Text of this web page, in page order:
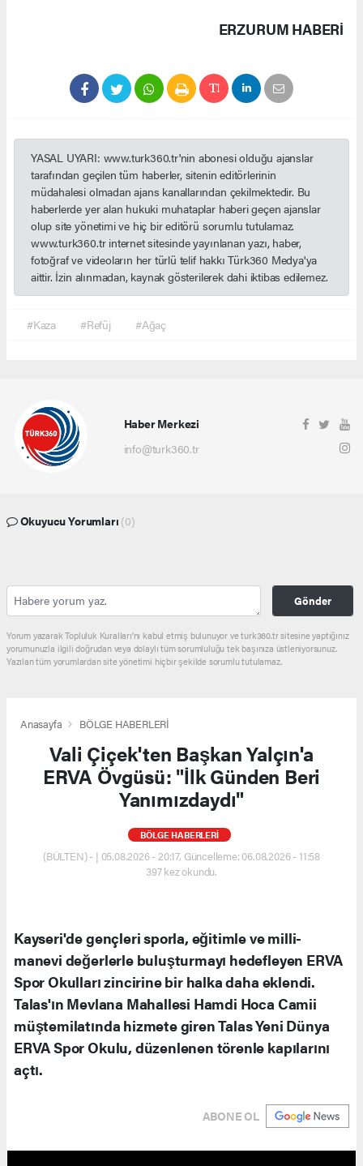
ERZURUM HABERİ
YASAL UYARI: www.turk360.tr'nin abonesi olduğu ajanslar
tarafından geçilen tüm haberler, sitenin editörlerinin
müdahalesi olmadan ajans kanallarından çekilmektedir. Bu
haberlerde yer alan hukuki muhataplar haberi geçen ajanslar
olup site yönetimi ve hiç bir editörü sorumlu tutulamaz.
www.turk360.tr internet sitesinde yayınlanan yazı, haber,
fotoğraf ve videoların her türlü telif hakkı Türk360 Medya'ya
aittir. İzin alınmadan, kaynak gösterilerek dahi iktibas edilemez.
#Kaza #Refüj #Ağaç
Haber Merkezi
info@turk360.tr
Okuyucu Yorumları (0)
Gönder
Yorum yazarak Topluluk Kuralları’nı kabul etmiş bulunuyor ve turk360.tr sitesine yaptığınız
yorumunuzla ilgili doğrudan veya dolaylı tüm sorumluluğu tek başınıza üstleniyorsunuz.
Yazılan tüm yorumlardan site yönetimi hiçbir şekilde sorumlu tutulamaz.
Anasayfa BÖLGE HABERLERİ
Vali Çiçek'ten Başkan Yalçın'a
ERVA Övgüsü: "İlk Günden Beri
Yanımızdaydı"
BÖLGE HABERLERİ
(BÜLTEN) - | 05.08.2026 - 20:17, Güncelleme: 06.08.2026 - 11:58
397 kez okundu.
Kayseri'de gençleri sporla, eğitimle ve milli-
manevi değerlerle buluşturmayı hedefleyen ERVA
Spor Okulları zincirine bir halka daha eklendi.
Talas'ın Mevlana Mahallesi Hamdi Hoca Camii
müştemilatında hizmete giren Talas Yeni Dünya
ERVA Spor Okulu, düzenlenen törenle kapılarını
açtı.
ABONE OL